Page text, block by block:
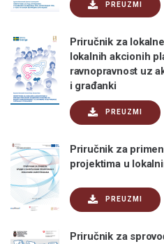
PREUZMI
Priručnik za
lokalnih akcionih
ravnopravnost uz
i građanki
PREUZMI
Priručnik za
projektima u
PREUZMI
Priručnik za